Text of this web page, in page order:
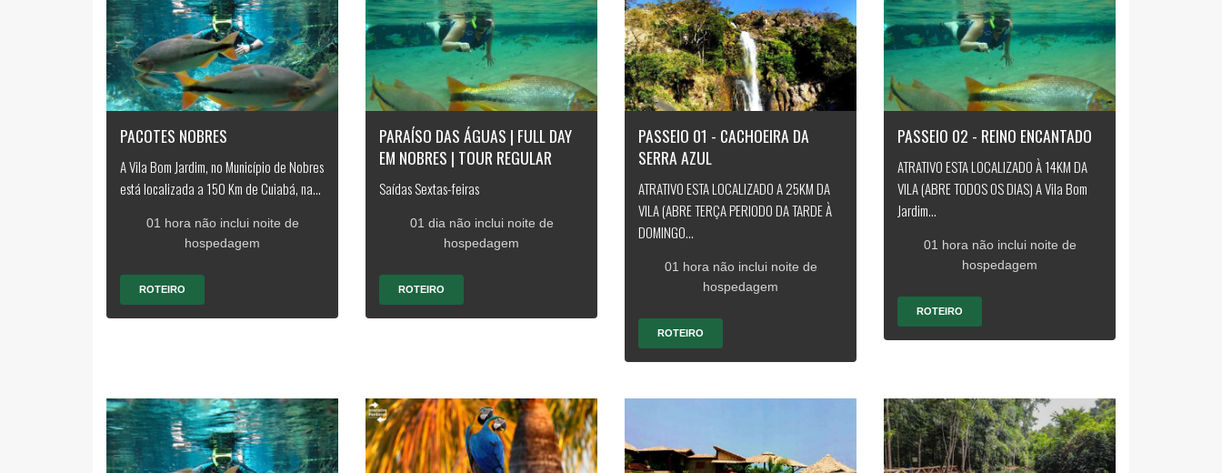
PACOTES NOBRES
A Vila Bom Jardim, no Município de Nobres
está localizada a 150 Km de Cuiabá, na...
01 hora não inclui noite de
hospedagem
ROTEIRO
PARAÍSO DAS ÁGUAS | FULL DAY
EM NOBRES | TOUR REGULAR
Saídas Sextas-feiras
01 dia não inclui noite de
hospedagem
ROTEIRO
PASSEIO 01 - CACHOEIRA DA
SERRA AZUL
ATRATIVO ESTA LOCALIZADO A 25KM DA
VILA (ABRE TERÇA PERIODO DA TARDE À
DOMINGO...
01 hora não inclui noite de
hospedagem
ROTEIRO
PASSEIO 02 - REINO ENCANTADO
ATRATIVO ESTA LOCALIZADO À 14KM DA
VILA (ABRE TODOS OS DIAS) A Vila Bom
Jardim...
01 hora não inclui noite de
hospedagem
ROTEIRO